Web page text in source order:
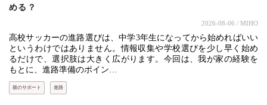
める？
2026-08-06 / MIHO
高校サッカーの進路選びは、中学3年生になってから始めればいい
というわけではありません。情報収集や学校選びを少し早く始め
るだけで、選択肢は大きく広がります。今回は、我が家の経験を
もとに、進路準備のポイン…
親のサポート 進路